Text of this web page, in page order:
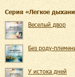
Cерия «Легкое
Веселый двор
Без роду-
У истока дней